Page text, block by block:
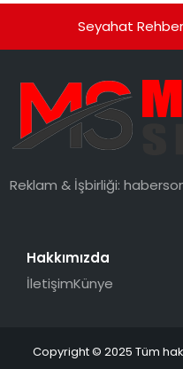
Seyahat
Reklam & İşbirliği:
Hakkımızda
İletişimKünye
Copyright © 2025 Tüm